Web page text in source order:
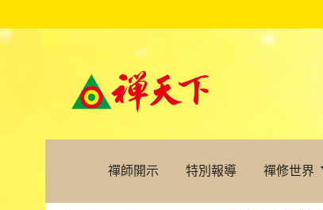
禪師開示 特別報導 禪修世界